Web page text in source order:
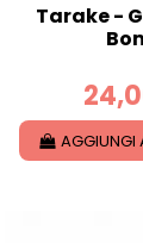
Tarake -
AGGIUNGI